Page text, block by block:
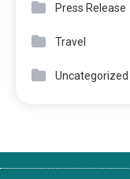
Press Release
Travel
Uncategorized